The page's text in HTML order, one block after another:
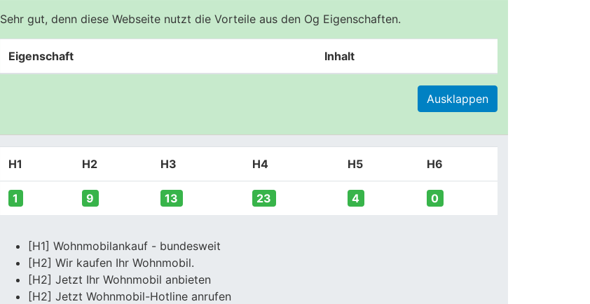
Sehr gut, denn diese Webseite nutzt die Vorteile aus den Og Eigenschaften.
Eigenschaft Inhalt
Ausklappen
H1 H2 H3 H4 H5 H6
1 9 13 23 4 0
[H1] Wohnmobilankauf - bundesweit
[H2] Wir kaufen Ihr Wohnmobil.
[H2] Jetzt Ihr Wohnmobil anbieten
[H2] Jetzt Wohnmobil-Hotline anrufen